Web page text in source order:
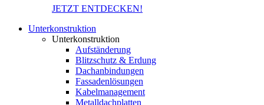
JETZT ENTDECKEN!
Unterkonstruktion
Unterkonstruktion
Aufständerung
Blitzschutz & Erdung
Dachanbindungen
Fassadenlösungen
Kabelmanagement
Metalldachplatten